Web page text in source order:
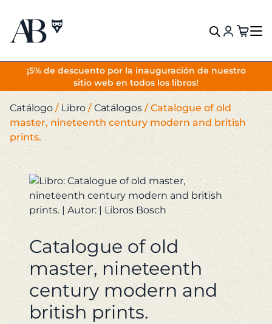
¡5% de descuento por la inauguración de nuestro
sitio web en todos los libros!
VOLVER
Catálogo /Libro / Catálogos / Catalogue of old
master, nineteenth century modern and british
prints.
Catalogue of old
master, nineteenth
century modern and
british prints.